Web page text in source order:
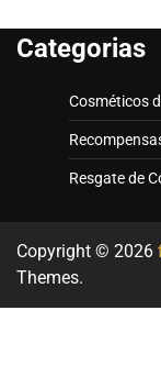
Categorias
Cosméticos
Resgate de
Copyright © 2026
Themes.